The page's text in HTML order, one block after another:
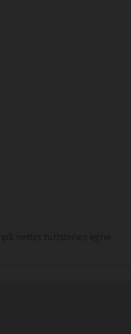
nettet turistenes egne